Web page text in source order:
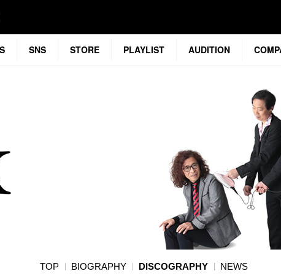
SNS STORE PLAYLIST AUDITION
TOP BIOGRAPHY DISCOGRAPHY NEWS